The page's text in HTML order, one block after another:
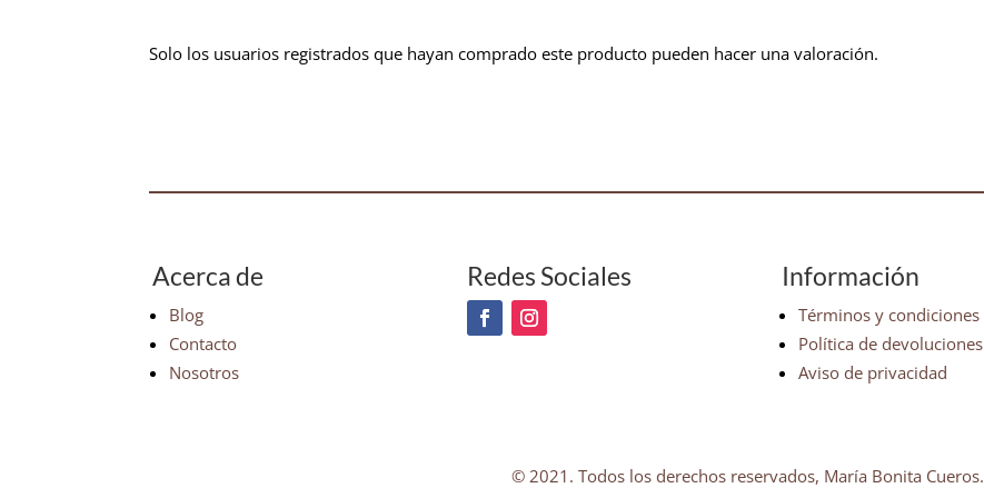
Solo los usuarios registrados que hayan comprado este producto pueden hacer una valoración.
Acerca de
Blog
Contacto
Nosotros
Redes Sociales Información
Términos y condiciones
Política de devoluciones
Aviso de privacidad
© 2021. Todos los derechos reservados, María Bonita Cueros.